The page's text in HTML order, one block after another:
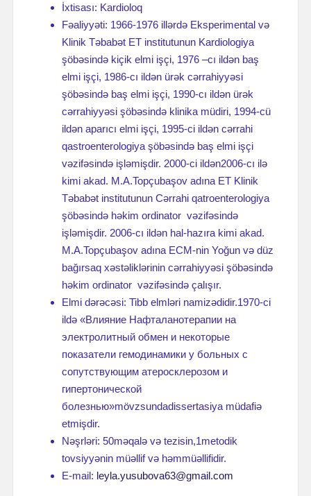
İxtisası: Kardioloq
Fəaliyyəti: 1966-1976 illərdə Eksperimental və
Klinik Təbabət ET institutunun Kardiologiya
şöbəsində kiçik elmi işçi, 1976 –cı ildən baş
elmi işçi, 1986-cı ildən ürək cərrahiyyəsi
şöbəsində baş elmi işçi, 1990-cı ildən ürək
cərrahiyyəsi şöbəsində klinika müdiri, 1994-cü
ildən aparıcı elmi işçi, 1995-ci ildən cərrahi
qastroenterologiya şöbəsində baş elmi işçi
vəzifəsində işləmişdir. 2000-ci ildən2006-cı ilə
kimi akad. M.A.Topçubaşov adına ET Klinik
Təbabət institutunun Cərrahi qatroenterologiya
şöbəsində həkim ordinator vəzifəsində
işləmişdir. 2006-cı ildən hal-hazıra kimi akad.
M.A.Topçubaşov adına ECM-nin Yoğun və düz
bağırsaq xəstəliklərinin cərrahiyyəsi şöbəsində
həkim ordinator vəzifəsində çalışır.
Elmi dərəcəsi: Tibb elmləri namizədidir.1970-ci
ildə «Влияние Нафталанотерапии на
электролитный обмен и некоторые
показатели гемодинамики у больных с
сопутствующим атеросклерозом и
гипертонической
болезнью»mövzsundadissertasiya müdafiə
etmişdir.
Nəşrləri: 50məqalə və tezisin,1metodik
tovsiyyənin müəllif və həmmüəllifidir.
E-mail: leyla.yusubova63@gmail.com